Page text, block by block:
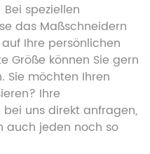
speziellen
das Maßschneidern
Ihre persönlichen
Größe können Sie gern
Sie möchten Ihren
Ihre
bei uns direkt anfragen,
auch jeden noch so